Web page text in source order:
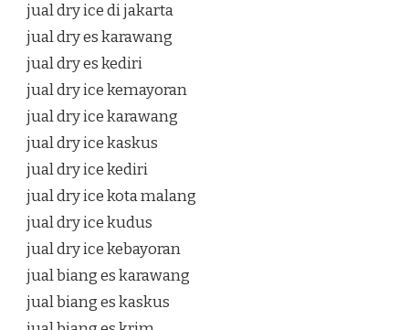
jual dry ice di jakarta
jual dry es karawang
jual dry es kediri
jual dry ice kemayoran
jual dry ice karawang
jual dry ice kaskus
jual dry ice kediri
jual dry ice kota malang
jual dry ice kudus
jual dry ice kebayoran
jual biang es karawang
jual biang es kaskus